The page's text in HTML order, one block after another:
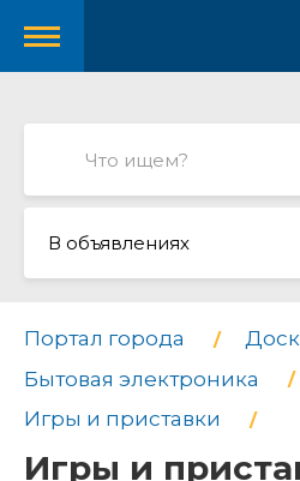
В объявлениях
Портал города
Бытовая электроника
Игры и приставки
Игры и